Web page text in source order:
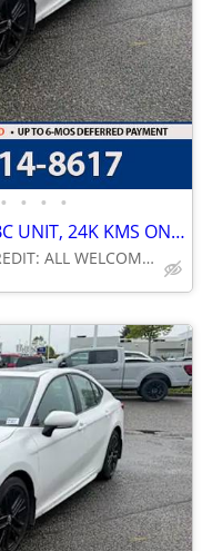
• • • •
2025 Toyota Camry FWD Sedan: BC UNIT, 24K KMS ONLY!
NO/BAD/NEW CREDIT: ALL WELCOME!